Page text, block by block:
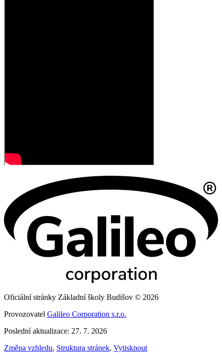
Oficiální stránky Základní školy Budišov © 2026
Provozovatel Galileo Corporation s.r.o.
Poslední aktualizace: 27. 7. 2026
Změna vzhledu, Struktura stránek, Vytisknout